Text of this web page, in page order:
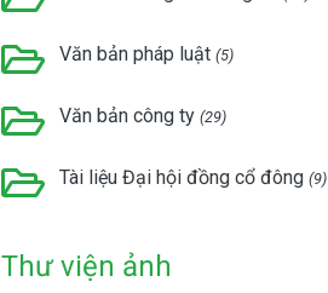
Văn bản pháp luật (5)
Văn bản công ty (29)
Tài liệu Đại hội đồng cổ đông (9)
Thư viện ảnh